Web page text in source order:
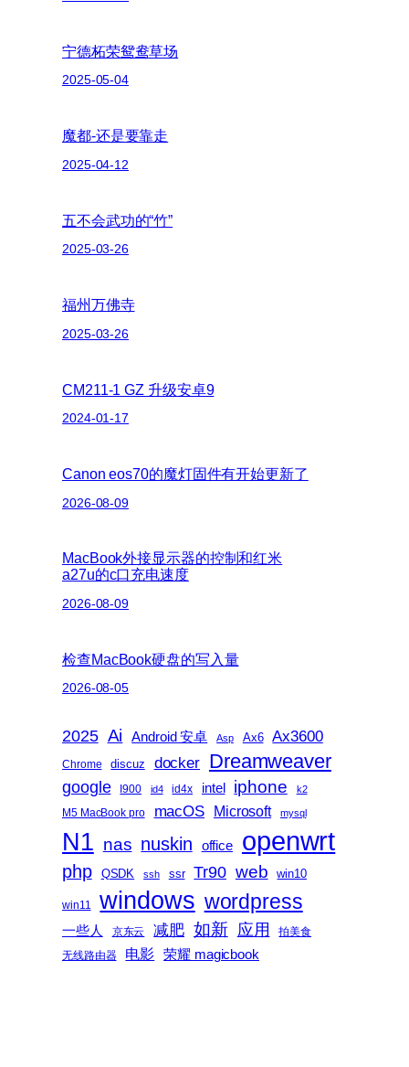
宁德柘荣鸳鸯草场
2025-05-04
魔都-还是要靠走
2025-04-12
五不会武功的“竹”
2025-03-26
福州万佛寺
2025-03-26
CM211-1 GZ 升级安卓9
2024-01-17
Canon eos70的魔灯固件有开始更新了
2026-08-09
MacBook外接显示器的控制和红米
a27u的c口充电速度
2026-08-09
检查MacBook硬盘的写入量
2026-08-05
2025 Ai Android 安卓 Asp Ax6 Ax3600
Chrome discuz docker Dreamweaver
google I900 id4 id4x intel iphone k2
M5 MacBook pro macOS Microsoft mysql
N1 nas nuskin office openwrt
php QSDK ssh ssr Tr90 web win10
win11 windows wordpress
一些人 京东云 减肥 如新 应用
拍美食
无线路由器
电影 荣耀 magicbook